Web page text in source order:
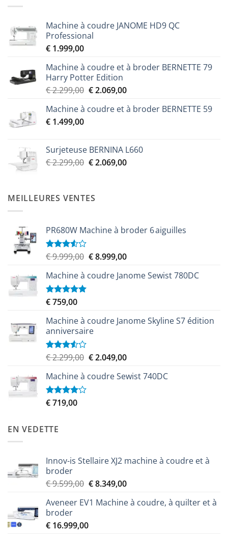
Machine à coudre JANOME HD9 QC
Professional
€ 1.999,00
Machine à coudre et à broder BERNETTE 79
Harry Potter Edition
€2.299,00 Le
initial
€2.069,00Le
actuel
Machine à coudre et à broder BERNETTE 59
€ 1.499,00
Surjeteuse BERNINA L660
€2.299,00 Le
était :
€ 2.299,00.
€2.069,00Le
MEILLEURES VENTES
PR680W Machine à broder 6 aiguilles
Note
sur
5
€9.999,00 Le
initial
€8.999,00Le
actuel
Machine à coudre Janome Sewist 780DC
Note5.00
€759,00
Machine à coudre Janome Skyline S7 édition
anniversaire
Note
sur
5
€2.299,00 Le
initial
€2.049,00Le
actuel
Machine à coudre Sewist 740DC
Note
sur
€719,00
EN VEDETTE
Innov-is Stellaire XJ2 machine à coudre et à
broder
€9.599,00 Le
initial
€ 9.599,00.
€8.349,00Le
actuel
Aveneer EV1 Machine à coudre, à quilter et à
broder
€ 16.999,00